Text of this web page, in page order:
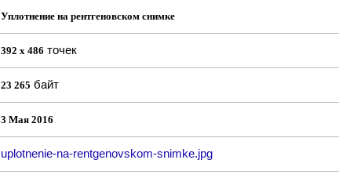
Уплотнение на рентгеновском снимке
392 x 486 точек
23 265 байт
3 Мая 2016
uplotnenie-na-rentgenovskom-snimke.jpg